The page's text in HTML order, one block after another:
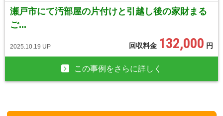
瀬戸市にて汚部屋の片付けと引越し後の家財まる
ご...
2025.10.19 UP 回収料金 132,000 円
この事例をさらに詳しく